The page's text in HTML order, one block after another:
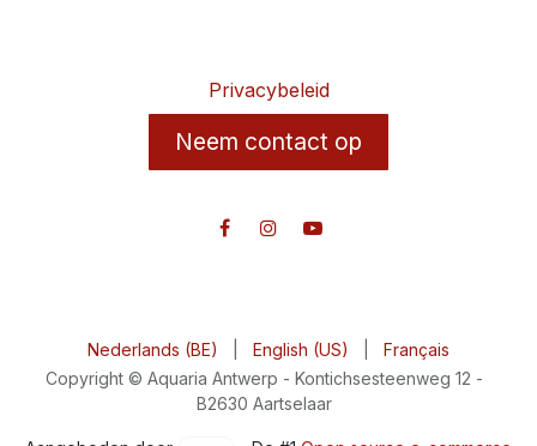
Privacybeleid
Neem contact op
Copyright © Aquaria Antwerp - Kontichsesteenweg 12 -
B2630 Aartselaar
Nederlands (BE) English (US) Français